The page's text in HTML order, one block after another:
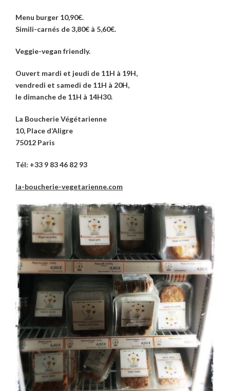
Menu burger 10,90€.
Simili-carnés de 3,80€ à 5,60€.
Veggie-vegan friendly.
Ouvert mardi et jeudi de 11H à 19H,
vendredi et samedi de 11H à 20H,
le dimanche de 11H à 14H30.
La Boucherie Végétarienne
10, Place d’Aligre
75012 Paris
Tél: +33 9 83 46 82 93
la-boucherie-vegetarienne.com